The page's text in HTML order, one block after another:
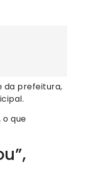
da prefeitura,
que